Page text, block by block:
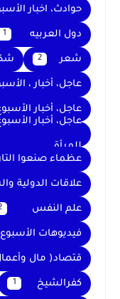
حوادث، اخبار
دول العربيه 1
شعر 2
عاجل، أخبار ،
عاجل، أخبار
عاجل، أخبار
للمرأة
عظماء صنعوا
علاقات الدولية
علم النفس
فيديوهات
قتصاد( مال
كفرالشيخ 1